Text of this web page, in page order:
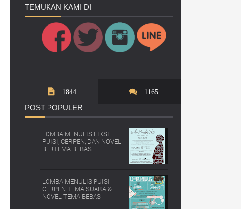
TEMUKAN KAMI DI
1844 1165
POST POPULER
LOMBA MENULIS FIKSI:
PUISI, CERPEN, DAN NOVEL
BERTEMA BEBAS
LOMBA MENULIS PUISI-
CERPEN TEMA SUARA &
NOVEL TEMA BEBAS